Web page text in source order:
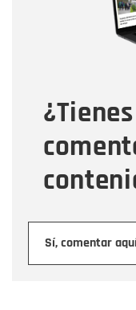
Sí, comentar
Tipo de
Mensaje